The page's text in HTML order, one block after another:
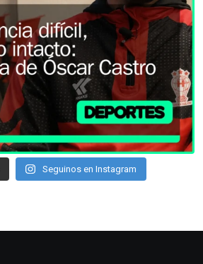
Seguinos en Instagram